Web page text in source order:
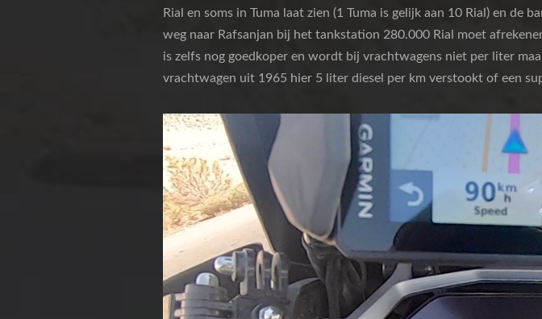
Rial en soms in Tuma laat zien (1 Tuma is gelijk aan 10 Rial) en
weg naar Rafsanjan bij het tankstation 280.000 Rial moet
is zelfs nog goedkoper en wordt bij vrachtwagens niet per liter
vrachtwagen uit 1965 hier 5 liter diesel per km verstookt of een